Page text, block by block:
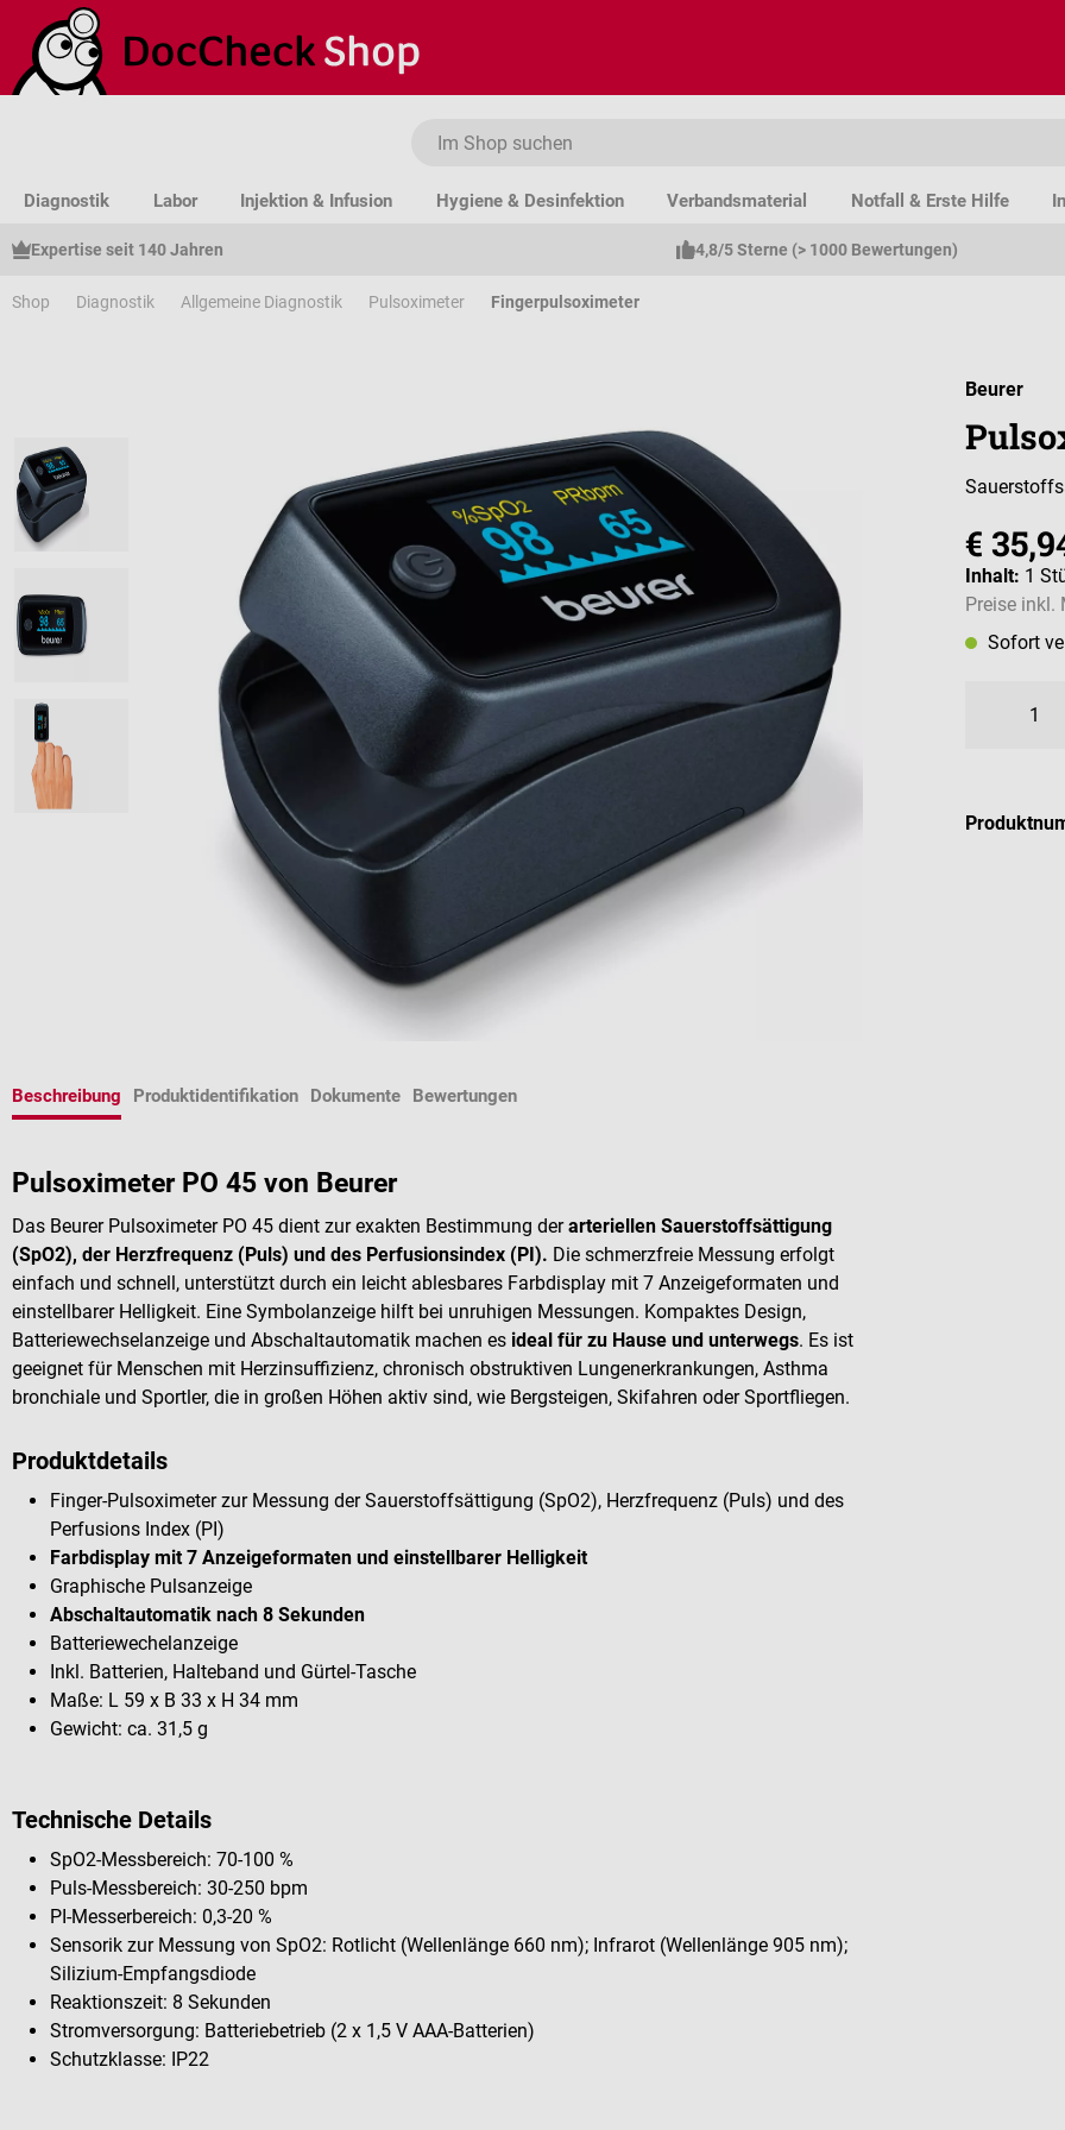
Hauptinhalt springen
Zur Suche springen
Zur Hauptnavigation springen
Diagnostik Labor Injektion & Infusion Hygiene & Desinfektion Verbandsmaterial Notfall & Erste Hilfe
Expertise seit 140 Jahren 4,8/5 Sterne (> 1000 Bewertungen)
Shop Diagnostik Allgemeine Diagnostik Pulsoximeter Fingerpulsoximeter
Beurer
€
Inhalt: 1
Preise inkl.
Sofort
Beschreibung Produktidentifikation Dokumente Bewertungen
Pulsoximeter PO 45 von Beurer
Das Beurer Pulsoximeter PO 45 dient zur exakten Bestimmung derarteriellen Sauerstoffsättigung
(SpO2), der Herzfrequenz (Puls) und des Perfusionsindex (PI). Die schmerzfreie Messung erfolgt
einfach und schnell, unterstützt durch ein leicht ablesbares Farbdisplay mit 7 Anzeigeformaten und
einstellbarer Helligkeit. Eine Symbolanzeige hilft bei unruhigen Messungen. Kompaktes Design,
Batteriewechselanzeige und Abschaltautomatik machen es ideal für zu Hause und unterwegs. Es ist
geeignet für Menschen mit Herzinsuffizienz, chronisch obstruktiven Lungenerkrankungen, Asthma
bronchiale und Sportler, die in großen Höhen aktiv sind, wie Bergsteigen, Skifahren oder Sportfliegen.
Produktdetails
Finger-Pulsoximeter zur Messung der Sauerstoffsättigung (SpO2), Herzfrequenz (Puls) und des
Perfusions Index (PI)
Farbdisplay mit 7 Anzeigeformaten und einstellbarer Helligkeit
Graphische Pulsanzeige
Abschaltautomatik nach 8 Sekunden
Batteriewechelanzeige
Inkl. Batterien, Halteband und Gürtel-Tasche
Maße: L 59 x B 33 x H 34 mm
Gewicht: ca. 31,5 g
Technische Details
SpO2-Messbereich: 70-100 %
Puls-Messbereich: 30-250 bpm
PI-Messerbereich: 0,3-20 %
Sensorik zur Messung von SpO2: Rotlicht (Wellenlänge 660 nm); Infrarot (Wellenlänge 905 nm);
Silizium-Empfangsdiode
Reaktionszeit: 8 Sekunden
Stromversorgung: Batteriebetrieb (2 x 1,5 V AAA-Batterien)
Schutzklasse: IP22